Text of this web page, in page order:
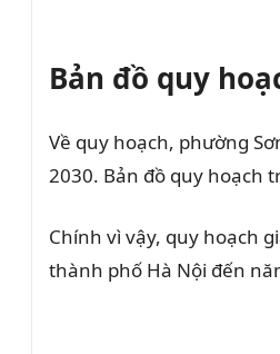
Bản đồ quy
Về quy hoạch, phường
2030. Bản đồ quy hoạch
Chính vì vậy, quy hoạch
thành phố Hà Nội đến